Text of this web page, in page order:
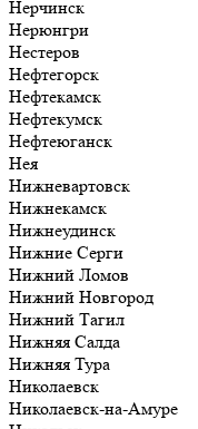
Нерчинск
Нерюнгри
Нестеров
Нефтегорск
Нефтекамск
Нефтекумск
Нефтеюганск
Нея
Нижневартовск
Нижнекамск
Нижнеудинск
Нижние Серги
Нижний Ломов
Нижний Новгород
Нижний Тагил
Нижняя Салда
Нижняя Тура
Николаевск
Николаевск-на-Амуре